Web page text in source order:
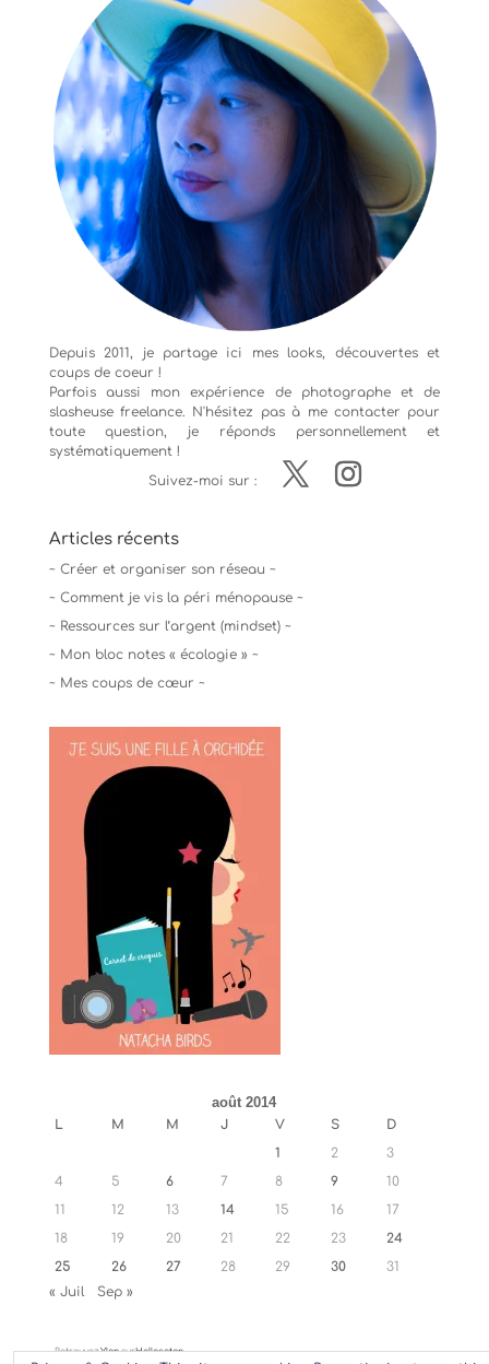
Depuis 2011, je partage ici mes looks, découvertes et
coups de coeur !
Parfois aussi mon expérience de photographeet de
slasheuse freelance. N'hésitez pas à me contacter pour
toute question, je réponds personnellement et
systématiquement !
Suivez-moi sur :
Articles récents
~ Créer et organiser son réseau ~
~ Comment je vis la péri ménopause ~
~ Ressources sur l’argent (mindset) ~
~ Mon bloc notes « écologie » ~
~ Mes coups de cœur ~
août 2014
L M M J V S
D
1
2
3
4
5 6 7 8 9
10
11
12 13 14 15 16
17
18
19 20 21 22 23
24
25
26 27 28 29 30
31
« Juil
Sep »
RetrouvezYlansurHellocoton